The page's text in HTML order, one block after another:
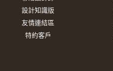
設計知識版
友情連結區
特約客戶